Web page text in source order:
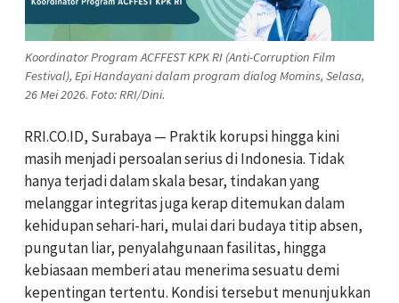
Koordinator Program ACFFEST KPK RI (Anti-Corruption Film
Festival), Epi Handayani dalam program dialog Momins, Selasa,
26 Mei 2026. Foto: RRI/Dini.
RRI.CO.ID, Surabaya — Praktik korupsi hingga kini
masih menjadi persoalan serius di Indonesia. Tidak
hanya terjadi dalam skala besar, tindakan yang
melanggar integritas juga kerap ditemukan dalam
kehidupan sehari-hari, mulai dari budaya titip absen,
pungutan liar, penyalahgunaan fasilitas, hingga
kebiasaan memberi atau menerima sesuatu demi
kepentingan tertentu. Kondisi tersebut menunjukkan